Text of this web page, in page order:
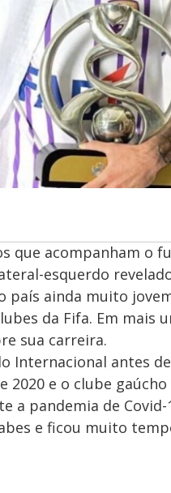
que acompanham o
esquerdo
ainda muito
da Fifa. Em mais
sua carreira.
Internacional antes
2020 e o clube
a pandemia de
e ficou muito